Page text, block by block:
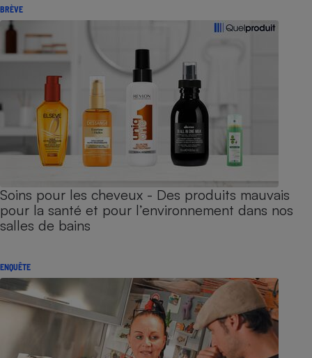
BRÈVE
Soins pour les cheveux - Des produits mauvais
pour la santé et pour l’environnement dans nos
salles de bains
ENQUÊTE